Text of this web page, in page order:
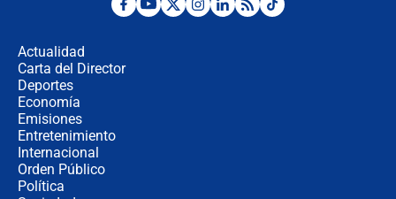
¿Por qué De la Espriella gobernará
Actualidad
Carta del Director
Deportes
Economía
Emisiones
Entretenimiento
Internacional
Orden Público
Política